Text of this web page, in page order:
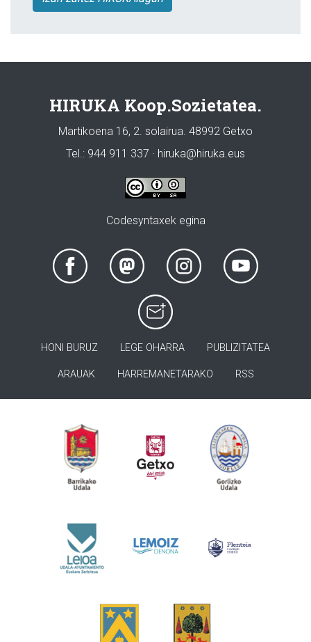
HIRUKA Koop.Sozietatea.
Martikoena 16, 2. solairua. 48992 Getxo
Tel.: 944 911 337 · hiruka@hiruka.eus
Codesyntaxek egina
HONI BURUZ LEGE OHARRA PUBLIZITATEA
ARAUAK HARREMANETARAKO RSS